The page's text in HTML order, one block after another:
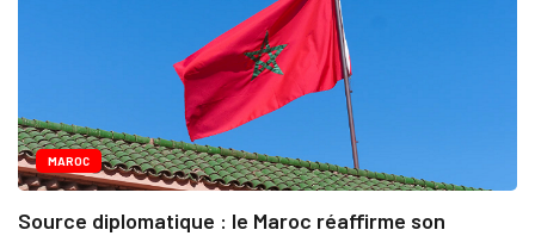
MAROC
Source diplomatique : le Maroc réaffirme son